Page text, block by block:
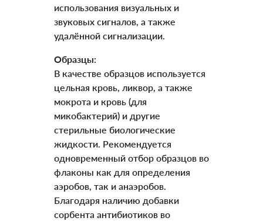
использования визуальных и
звуковых сигналов, а также
удалённой сигнализации.
Образцы:
В качестве образцов используется
цельная кровь, ликвор, а также
мокрота и кровь (для
микобактерий) и другие
стерильные биологические
жидкости. Рекомендуется
одновременный отбор образцов во
флаконы как для определения
аэробов, так и анаэробов.
Благодаря наличию добавки
сорбента антибиотиков во